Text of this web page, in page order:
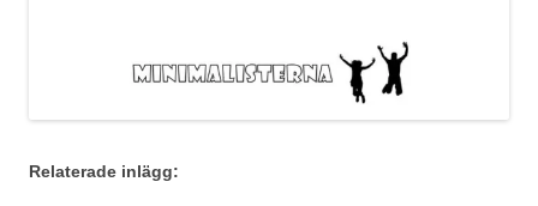
Relaterade inlägg: